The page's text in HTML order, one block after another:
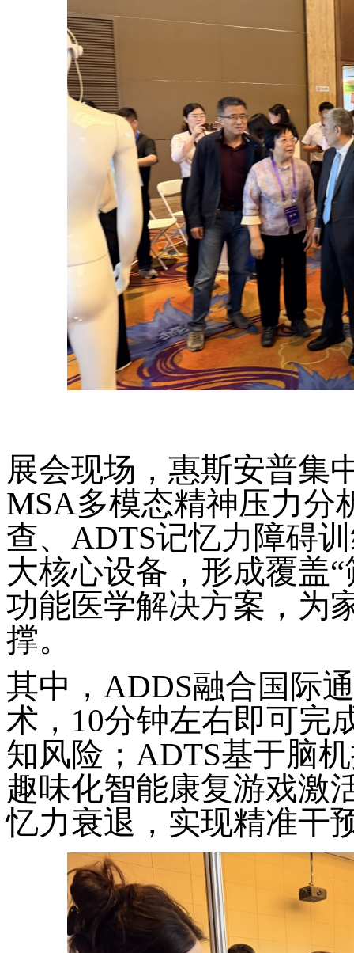
展会现场，惠斯安普集
MSA多模态精神压力分
查、ADTS记忆力障碍
大核心设备，形成覆盖
功能医学解决方案，为
撑。
其中， ADDS融合国际
术，10分钟左右即可完
知风险；ADTS基于脑
趣味化智能康复游戏激
忆力衰退，实现精准干